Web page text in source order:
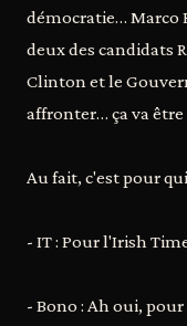
démocratie… Marco
deux des candidats
Clinton et le
affronter… ça va
Au fait, c'est pour
- IT : Pour l'Irish
- Bono : Ah oui,